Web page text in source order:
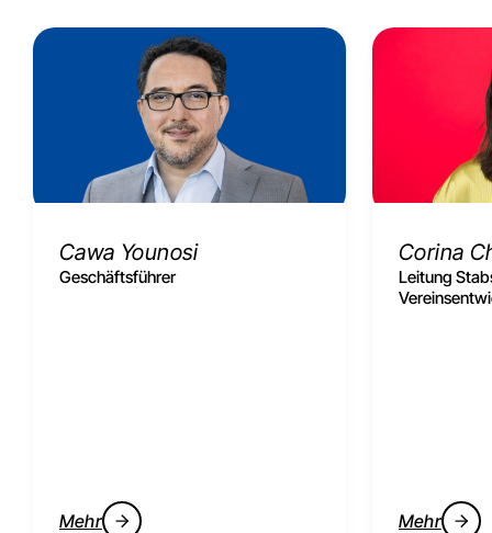
Cawa Younosi
Geschäftsführer
Mehr
Corina
Leitung
Mehr